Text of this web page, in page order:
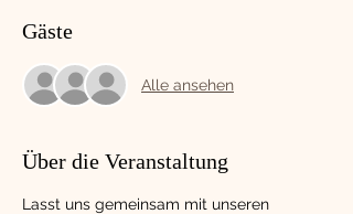
Gäste
Alle ansehen
Über die Veranstaltung
Lasst uns gemeinsam mit unseren